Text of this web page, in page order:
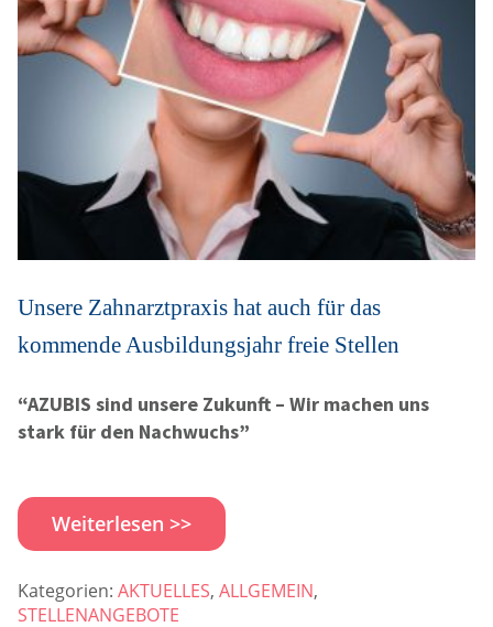
Unsere Zahnarztpraxis hat auch für das
kommende Ausbildungsjahr freie Stellen
“AZUBIS sind unsere Zukunft – Wir machen uns
stark für den Nachwuchs”
Weiterlesen >>
Kategorien: AKTUELLES, ALLGEMEIN,
STELLENANGEBOTE